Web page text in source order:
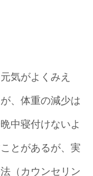
気がよくみえ
、体重の減少は
中寝付けないよ
とがあるが、実
（カウンセリン